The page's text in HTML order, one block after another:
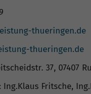
thueringen.de
thueringen.de
37, 07407
Fritsche,